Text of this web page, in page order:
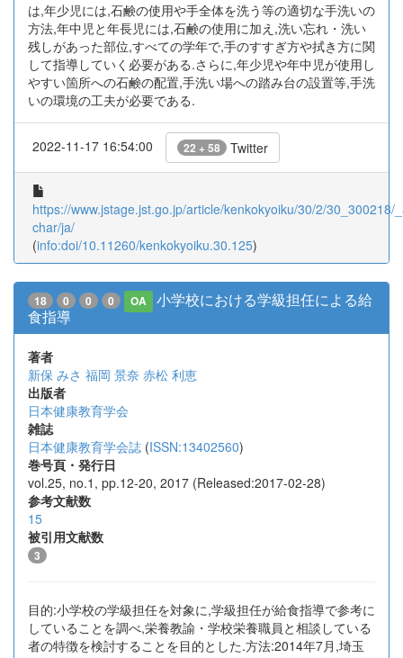
は,年少児には,石鹸の使用や手全体を洗う等の適切な手洗いの
方法,年中児と年長児には,石鹸の使用に加え,洗い忘れ・洗い
残しがあった部位,すべての学年で,手のすすぎ方や拭き方に関
して指導していく必要がある.さらに,年少児や年中児が使用し
やすい箇所への石鹸の配置,手洗い場への踏み台の設置等,手洗
いの環境の工夫が必要である.
2022-11-17 16:54:00 22 + 58 Twitter
https://www.jstage.jst.go.jp/article/kenkokyoiku/30/2/30_300218/
char/ja/
(info:doi/10.11260/kenkokyoiku.30.125)
18 0 0 0 OA
小学校における学級担任による給
食指導
著者
新保 みさ 福岡 景奈 赤松 利恵
出版者
日本健康教育学会
雑誌
日本健康教育学会誌 (ISSN:13402560)
巻号頁・発行日
vol.25, no.1, pp.12-20, 2017 (Released:2017-02-28)
参考文献数
15
被引用文献数
3
目的:小学校の学級担任を対象に,学級担任が給食指導で参考に
していることを調べ,栄養教諭・学校栄養職員と相談している
者の特徴を検討することを目的とした.方法:2014年7月,埼玉